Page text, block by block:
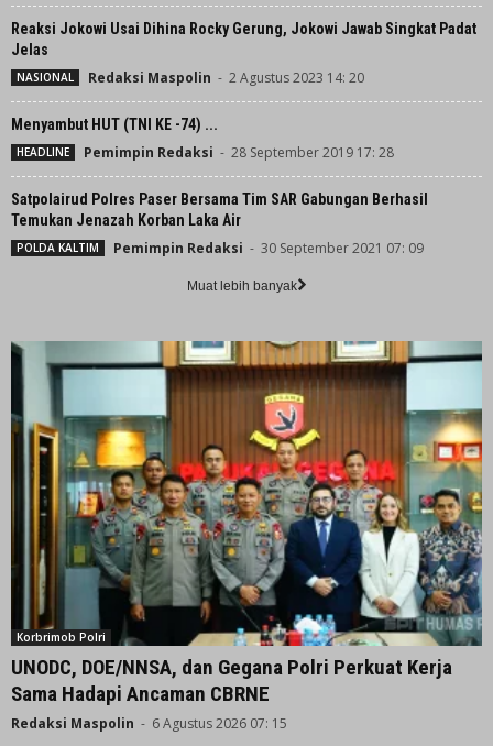
Reaksi Jokowi Usai Dihina Rocky Gerung, Jokowi Jawab Singkat Padat
Jelas
NASIONAL Redaksi Maspolin - 2 Agustus 2023 14: 20
Menyambut HUT (TNI KE -74) ...
HEADLINE Pemimpin Redaksi - 28 September 2019 17: 28
Satpolairud Polres Paser Bersama Tim SAR Gabungan Berhasil
Temukan Jenazah Korban Laka Air
POLDA KALTIM Pemimpin Redaksi - 30 September 2021 07: 09
Muat lebih banyak
Korbrimob Polri
UNODC, DOE/NNSA, dan Gegana Polri Perkuat Kerja
Sama Hadapi Ancaman CBRNE
Redaksi Maspolin - 6 Agustus 2026 07: 15